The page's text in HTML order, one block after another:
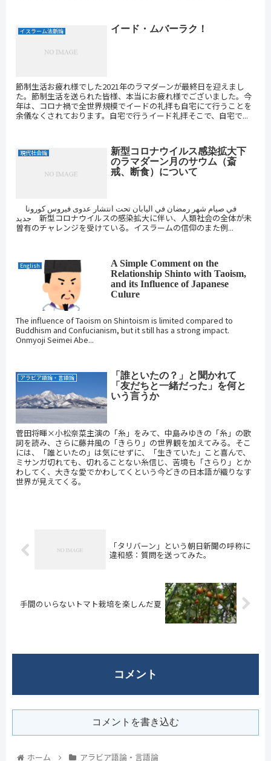
イスラーム法新論 イード・ムバーラク！
節制生活お疲れ様でした2021年のラマダーンが最終日を迎えまし
た。節制生活を送られた皆様、本当にお疲れ様でございました。今
年は、コロナ禍で全世界規模でイードの礼拝も自宅にて行うことを
余儀なくされております。自宅で行うイード礼拝そこで、自宅で...
現代社会論
新型コロナウイルス感染拡大下
のラマダーン月のサウム（斎
戒、断食）について
جديد 新型コロナウイルスの感染拡大に伴い、人類社会の全体が未
曽有のチャレンジを受けている。イスラームの信仰のまた例...
English
A Simple Comment on the
Relationship Shinto with Taoism,
and its Influence of Japanese
Culure
The influence of Taoism on Shintoism is limited compared to
Buddhism and Confucianism, but it still has a strong impact.
Onmyoji Seimei Abe...
アラビア語論・言語論
「誰といたの？」と聞かれて
「友だちと一緒だった」を何と
いう言うか
菅田将暉×小松奈菜主演の「糸」をみて、中島みゆきの「糸」の歌
詞を読み、さらに藤井風の「きらり」の世界観を加えてみる。そこ
には、「誰といたの」は気にせずに、「生きていた」こと喜んで、
ミサンガ切れても、切れることない糸信じ、苦境も「さらり」とか
わしてく、大きな愛でかわしてくという今どきの日本語が織りなす
世界が見えてくる。
「タリバーン」という朝日新聞の呼称に
違和感：質問を送ってみた。
手間のいらないトマト栽培を楽しんだ夏
コメント
コメントを書き込む
ホーム アラビア語論・言語論